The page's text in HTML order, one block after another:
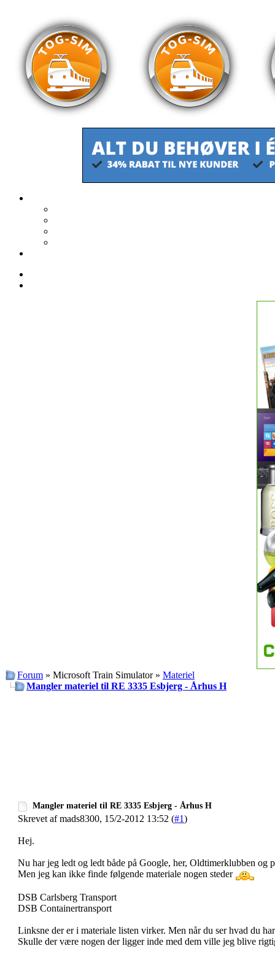
Forum » Microsoft Train Simulator » Materiel
Mangler materiel til RE 3335 Esbjerg - Århus H
Mangler materiel til RE 3335 Esbjerg - Århus H
Skrevet af mads8300, 15/2-2012 13:52 (#1)
Hej.
Nu har jeg ledt og ledt både på Google, her, Oldtimerklubben og
Men jeg kan ikke finde følgende materiale nogen steder
DSB Carlsberg Transport
DSB Containertransport
Linksne der er i materiale listen virker. Men når du ser hvad du
Skulle der være nogen der ligger inde med dem ville jeg blive